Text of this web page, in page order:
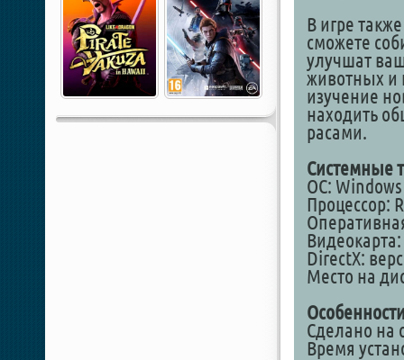
В игре
сможете
улучшат
животных и
изучение
находить
расами.
Системные
ОС:
Процессор:
Видеокарта:
DirectX:
Место на
Сделано на
Время